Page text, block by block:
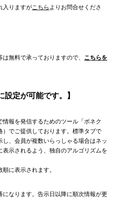
入りますがこちら よりお問合せくださ
無料で承っておりますので、 こちらを
設定が可能です。】
報を発信するためのツール「ボネク
でご提供しております。標準タブで
、会員が複数いらっしゃる場合はネッ
表示されるよう、独自のアルゴリズムを
に表示されます。
なります。告示日以降に順次情報が更